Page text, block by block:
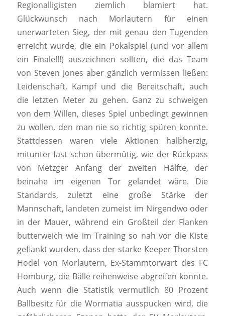
Regionalligisten ziemlich blamiert hat.
Glückwunsch nach Morlautern für einen
unerwarteten Sieg, der mit genau den Tugenden
erreicht wurde, die ein Pokalspiel (und vor allem
ein Finale!!!) auszeichnen sollten, die das Team
von Steven Jones aber gänzlich vermissen ließen:
Leidenschaft, Kampf und die Bereitschaft, auch
die letzten Meter zu gehen. Ganz zu schweigen
von dem Willen, dieses Spiel unbedingt gewinnen
zu wollen, den man nie so richtig spüren konnte.
Stattdessen waren viele Aktionen halbherzig,
mitunter fast schon übermütig, wie der Rückpass
von Metzger Anfang der zweiten Hälfte, der
beinahe im eigenen Tor gelandet wäre. Die
Standards, zuletzt eine große Stärke der
Mannschaft, landeten zumeist im Nirgendwo oder
in der Mauer, während ein Großteil der Flanken
butterweich wie im Training so nah vor die Kiste
geflankt wurden, dass der starke Keeper Thorsten
Hodel von Morlautern, Ex-Stammtorwart des FC
Homburg, die Bälle reihenweise abgreifen konnte.
Auch wenn die Statistik vermutlich 80 Prozent
Ballbesitz für die Wormatia ausspucken wird, die